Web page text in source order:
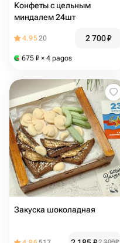
Конфеты с цельным
миндалем 24шт
4.9520 2 700₽
675 ₽ × 4 pagos
Закуска шоколадная